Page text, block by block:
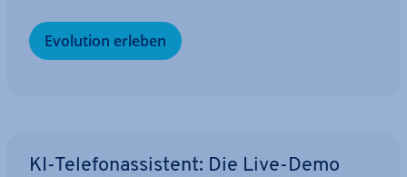
Evolution erleben
KI-Te­le­fon­as­sis­tent: Die Live-Demo